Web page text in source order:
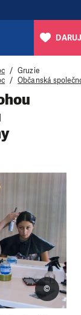
Gruzie
Občanská
©